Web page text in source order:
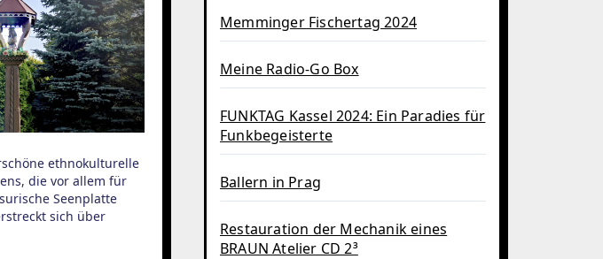
ethnokulturelle
die vor allem für
Seenplatte
sich über
Memminger Fischertag 2024
Meine Radio-Go Box
FUNKTAG Kassel 2024: Ein Paradies für
Funkbegeisterte
Ballern in Prag
Restauration der Mechanik eines
BRAUN Atelier CD 2³